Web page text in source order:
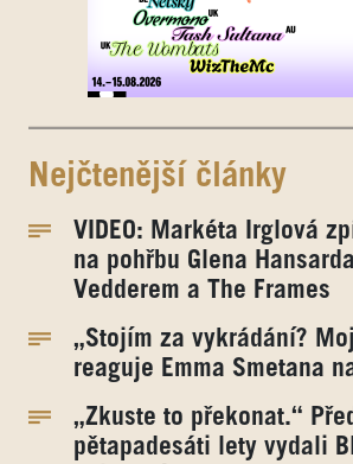
Nejčtenější články
VIDEO: Markéta Irglová
na pohřbu Glena
Vedderem a The Frames
„Stojím za vykrádání?
reaguje Emma Smetana
„Zkuste to překonat.“ Před
pětapadesáti lety vydali